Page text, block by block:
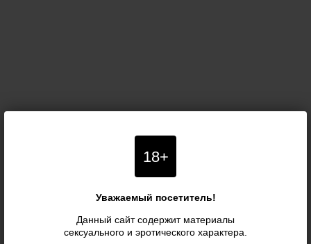
18+
Уважаемый посетитель!
Данный сайт содержит материалы
сексуального и эротического характера.